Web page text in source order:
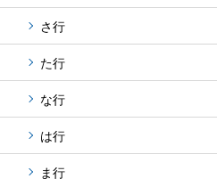
さ行
た行
な行
は行
ま行